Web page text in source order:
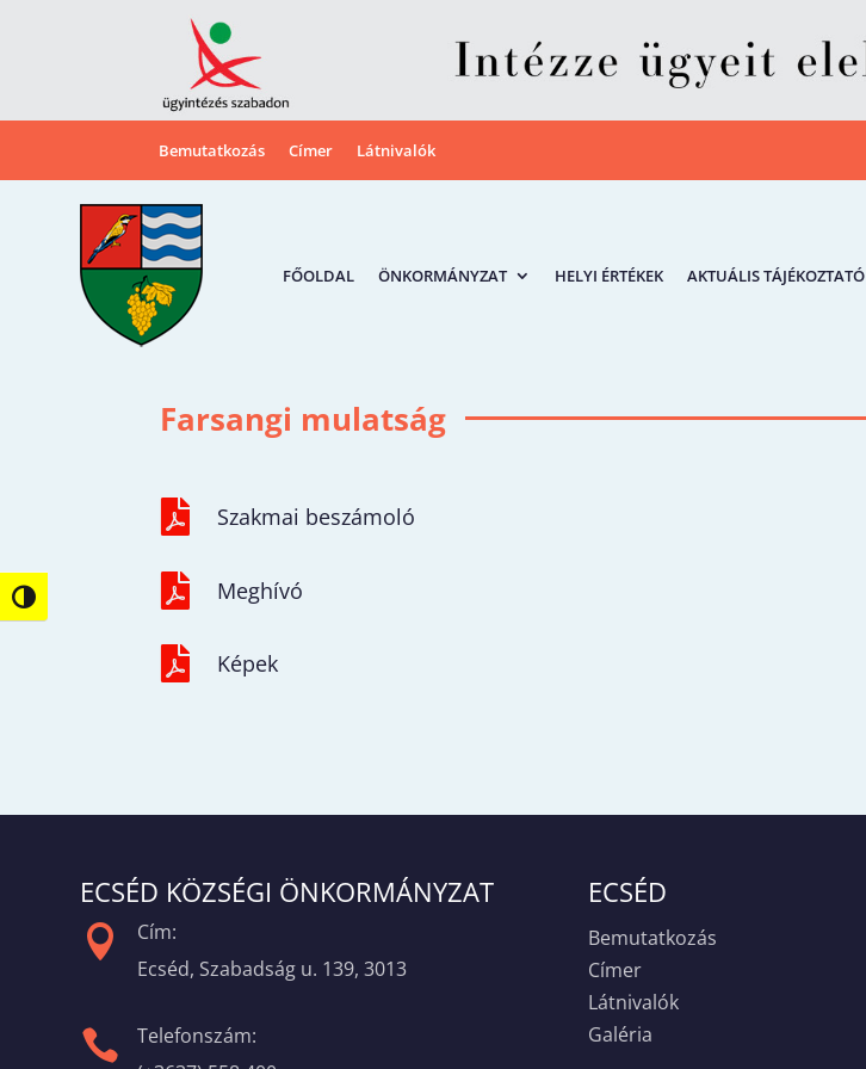
Nagy kontraszt váltása
Bemutatkozás Címer Látnivalók
FŐOLDAL ÖNKORMÁNYZAT HELYI ÉRTÉKEK AKTUÁLIS TÁJÉKOZTATÓ
Farsangi mulatság
 Szakmai beszámoló
 Meghívó
 Képek
ECSÉD KÖZSÉGI ÖNKORMÁNYZAT

Cím:
Ecséd, Szabadság u. 139, 3013

Telefonszám:
ECSÉD
Bemutatkozás
Címer
Látnivalók
Galéria